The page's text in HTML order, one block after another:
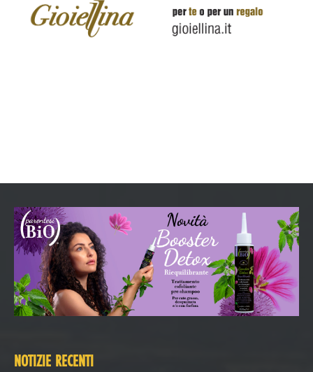
NOTIZIE RECENTI